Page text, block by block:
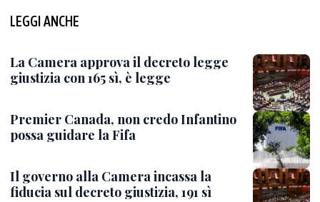
LEGGI ANCHE
La Camera approva il decreto legge
giustizia con 165 sì, è legge
Premier Canada, non credo Infantino
possa guidare la Fifa
Il governo alla Camera incassa la
fiducia sul decreto giustizia, 191 sì